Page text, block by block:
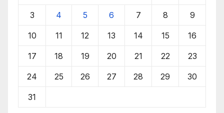
3 4 5 6 7 8 9
10 11 12 13 14 15 16
17 18 19 20 21 22 23
24 25 26 27 28 29 30
31